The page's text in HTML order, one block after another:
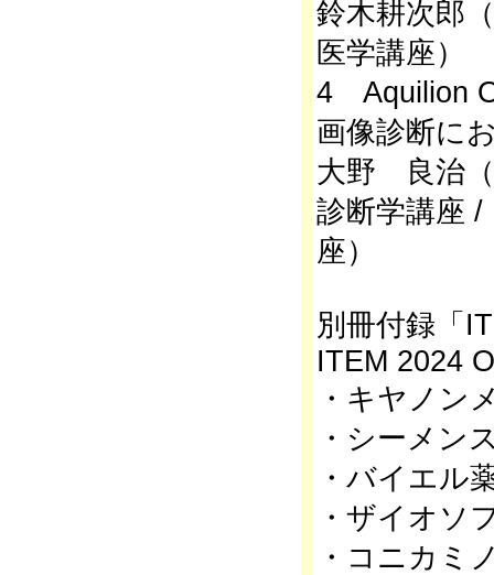
鈴木耕次郎
医学講座）
4 Aquilion
画像診断に
大野 良治（
診断学講座 /
座）
別冊付録「
ITEM 2024
・キヤノン
・シーメン
・バイエル
・ザイオソ
・コニカミ